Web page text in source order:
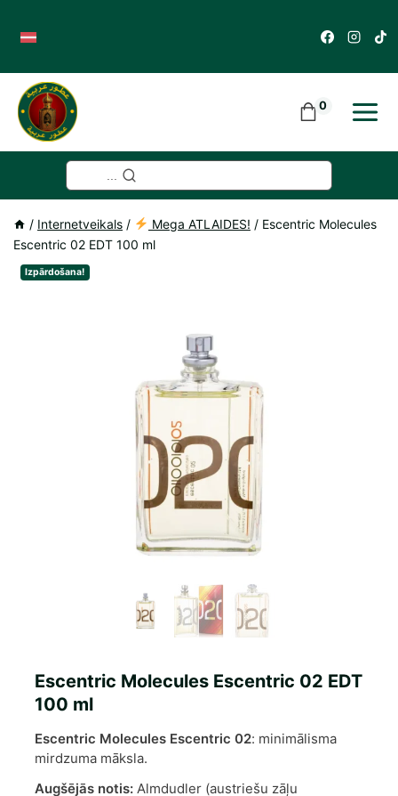
content
0
/ Internetveikals / Mega ATLAIDES! / Escentric Molecules
Escentric 02 EDT 100 ml
Izpārdošana!
Escentric Molecules Escentric 02 EDT
100 ml
Escentric Molecules Escentric 02: minimālisma
mirdzuma māksla.
Augšējās notis: Almdudler (austriešu zāļu